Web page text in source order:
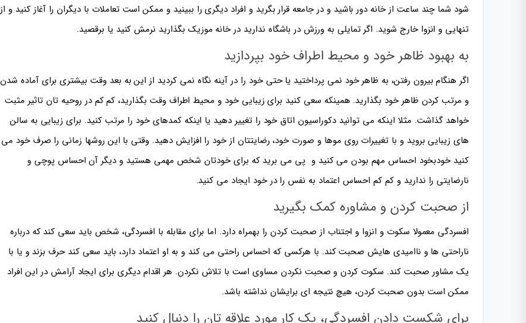
شود شما چند ساعت از خانه دور باشید و در جامعه قرار بگرید و افراد دیگری را ببینید و ممکن است تعاملات با دیگران را آغاز کنید و از
تنهایی و انزوا خارج شوید. اگر تمایلی به ورزش در باشگاه ندارید در خانه موزیک بگذارید نرمش کنید یا برقصید.
به بهبود ظاهر خود و محیط اطراف خود بپردازید
اگر هنگام بیرون رفتن، به ظاهر خود نمی پرداختید یا حتی خود را در آینه نگاه نمی کردید از این به بعد وقت بیشتری برای آماده شدن
و مرتب کردن ظاهر خود بگذارید. همینکه سعی کنید برای زیبایی خود و محیط اطراف وقت بگذارید، کم کم در روحیه تان تاثیر مثبت
خواهد گذاشت. مثلا اینکه می توانید دکوراسیون اتاق خود را تغییر دهید یا اینکه کمدهای خود را مرتب کنید. برای زیبایی به سالن
های زیبایی بروید و با تغییرات روی موها و صورت خود، رضایتتان از خود را افزایش دهید. وقتی با این روشها زمانی را صرف خود می
کنید خودبخود احساس مهم بودن می کنید و پی می برید که برای خودتان شخص مهمی هستید و دیگر آن احساس پوچی و
نارضایتی را ندارید و کم کم احساس اعتماد به نفس را در خود ایجاد می کنید.
از صحبت کردن و مشاوره کمک بگیرید
افسردگی معمولا سکوت و انزوا و اجتناب از صحبت کردن را بهمراه دارد. اما برای مقابله با افسردگی، شخص باید سعی کند که درباره
ناراحتی ها و ناامیدی هایش صحبت کند. با هرکسی که احساس راحتی می کند و به او اعتماد دارد، باید سعی کند حرف بزند و یا با
یک مشاور صحبت کند. سکوت کردن و صحبت نکردن مساوی است با تلاش نکردن. هر اقدام دیگری برای ایجاد آرامش در این افراد
ممکن است بدون صحبت کردن، هیچ نتیجه ای برایشان نداشته باشد.
برای شکست دادن افسردگی، یک کار مورد علاقه تان را دنبال کنید